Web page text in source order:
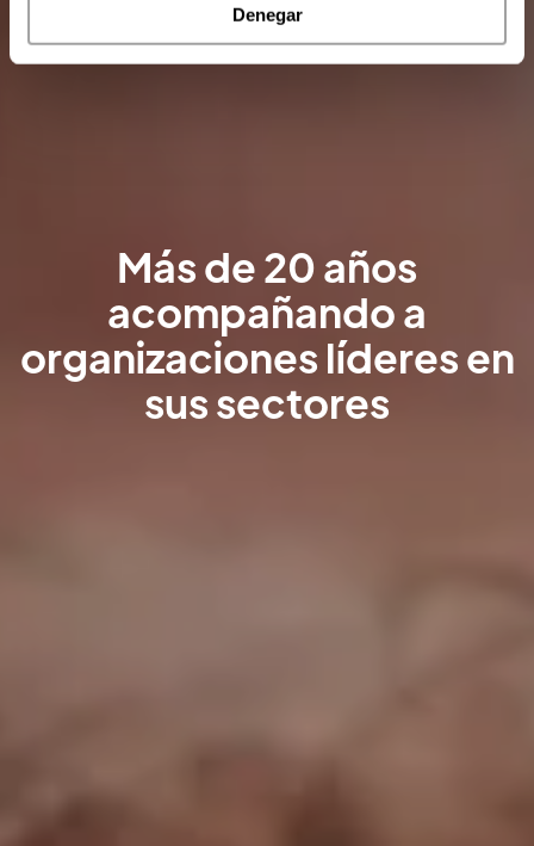
Denegar
Más de 20 años
acompañando a
organizaciones líderes en
sus sectores